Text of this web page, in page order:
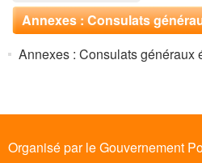
Annexes : Consulats
Annexes : Consulats généraux étrangers
Organisé par le Gouvernement